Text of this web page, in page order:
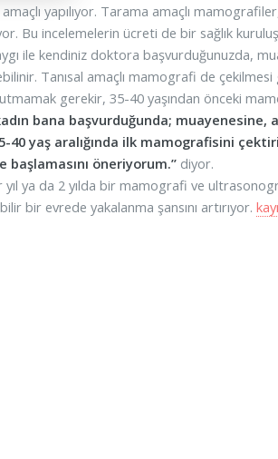
yapılıyor. Tarama amaçlı
Bu incelemelerin ücreti de bir sağlık
ile kendiniz doktora başvurduğunuzda,
Tanısal amaçlı mamografi de
gerekir, 35-40 yaşından önceki
bana başvurduğunda;
40 yaş aralığında ilk mamografisini
öneriyorum.” diyor.
yıl ya da 2 yılda bir mamografi ve
bir evrede yakalanma şansını artırıyor.